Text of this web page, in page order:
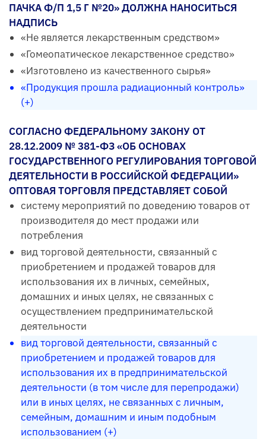
ПАЧКА Ф/П 1,5 Г №20» ДОЛЖНА НАНОСИТЬСЯ
НАДПИСЬ
«Не является лекарственным средством»
«Гомеопатическое лекарственное средство»
«Изготовлено из качественного сырья»
«Продукция прошла радиационный контроль»
(+)
СОГЛАСНО ФЕДЕРАЛЬНОМУ ЗАКОНУ ОТ
28.12.2009 № 381-ФЗ «ОБ ОСНОВАХ
ГОСУДАРСТВЕННОГО РЕГУЛИРОВАНИЯ ТОРГОВОЙ
ДЕЯТЕЛЬНОСТИ В РОССИЙСКОЙ ФЕДЕРАЦИИ»
ОПТОВАЯ ТОРГОВЛЯ ПРЕДСТАВЛЯЕТ СОБОЙ
систему мероприятий по доведению товаров от
производителя до мест продажи или
потребления
вид торговой деятельности, связанный с
приобретением и продажей товаров для
использования их в личных, семейных,
домашних и иных целях, не связанных с
осуществлением предпринимательской
деятельности
вид торговой деятельности, связанный с
приобретением и продажей товаров для
использования их в предпринимательской
деятельности (в том числе для перепродажи)
или в иных целях, не связанных с личным,
семейным, домашним и иным подобным
использованием (+)